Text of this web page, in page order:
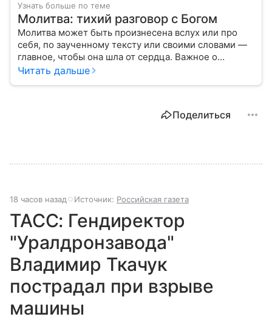
Узнать больше по теме
Молитва: тихий разговор с Богом
Молитва может быть произнесена вслух или про
себя, по заученному тексту или своими словами —
главное, чтобы она шла от сердца. Важное о
значении молитв — в нашем материале.
Читать дальше
Поделиться
18 часов назад Источник: Российская газета
ТАСС: Гендиректор
"Уралдронзавода"
Владимир Ткачук
пострадал при взрыве
машины